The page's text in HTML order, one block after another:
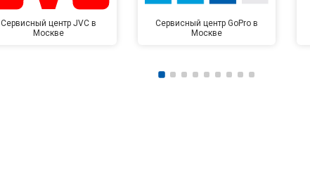
Сервисный центр JVC в
Москве
Сервисный центр GoPro в
Москве